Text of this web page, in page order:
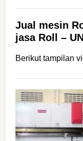
Jual mesin
jasa Roll –
Berikut tampilan